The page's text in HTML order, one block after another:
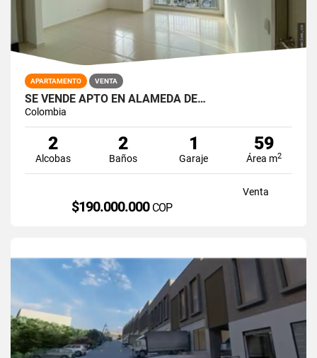
APARTAMENTO VENTA
SE VENDE APTO EN ALAMEDA DE…
Colombia
2
Alcobas
2
Baños
1
Garaje
59
Área m2
Venta
$190.000.000 COP